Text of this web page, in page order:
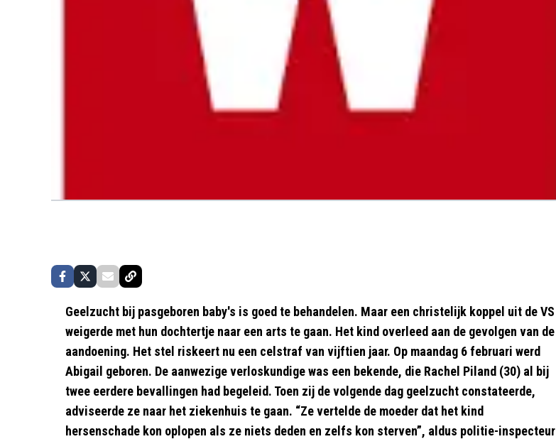
Geelzucht bij pasgeboren baby's is goed te behandelen. Maar een christelijk koppel uit de VS
weigerde met hun dochtertje naar een arts te gaan. Het kind overleed aan de gevolgen van de
aandoening. Het stel riskeert nu een celstraf van vijftien jaar. Op maandag 6 februari werd
Abigail geboren. De aanwezige verloskundige was een bekende, die Rachel Piland (30) al bij
twee eerdere bevallingen had begeleid. Toen zij de volgende dag geelzucht constateerde,
adviseerde ze naar het ziekenhuis te gaan. “Ze vertelde de moeder dat het kind
hersenschade kon oplopen als ze niets deden en zelfs kon sterven”, aldus politie-inspecteur